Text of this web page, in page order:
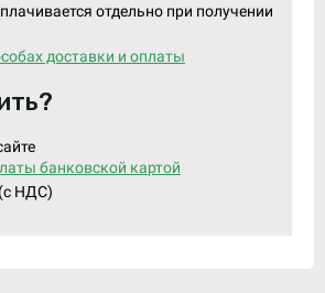
отдельно при получении
доставки и оплаты
банковской картой
НДС)